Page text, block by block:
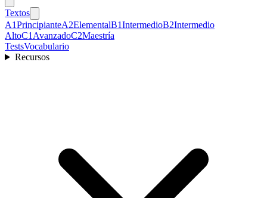
Textos
A1PrincipianteA2ElementalB1IntermedioB2Intermedio
AltoC1 AvanzadoC2Maestría
TestsVocabulario
Recursos